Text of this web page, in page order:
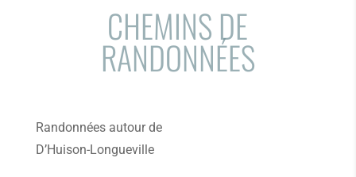
CHEMINS DE
RANDONNÉES
Randonnées autour de
D’Huison-Longueville